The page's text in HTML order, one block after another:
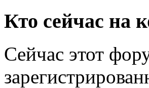
Кто сейчас на
Сейчас этот